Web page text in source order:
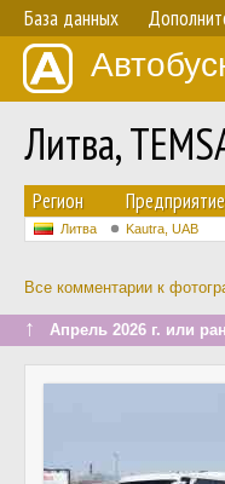
База данных
Литва,
Регион Предприятие
Литва Kautra, UAB
Все комментарии к
↑ Апрель 2026 г. или